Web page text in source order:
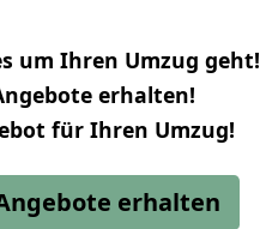
um Ihren Umzug geht!
erhalten!
für Ihren Umzug!
erhalten